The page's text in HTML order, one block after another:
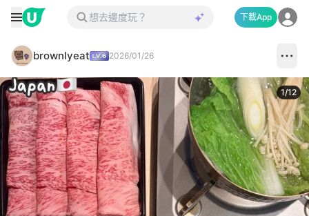
下載App
brownlyeat 2026/01/26
1/12